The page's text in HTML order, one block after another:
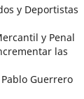
y Deportistas
y Penal
las
Guerrero